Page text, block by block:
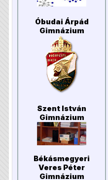
Óbudai Árpád
Gimnázium
Szent István
Gimnázium
Békásmegyeri
Veres Péter
Gimnázium